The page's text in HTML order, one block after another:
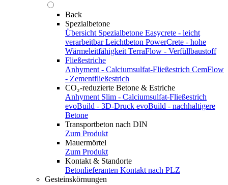
Back
Spezialbetone
Übersicht Spezialbetone Easycrete - leicht
verarbeitbar Leichtbeton PowerCrete - hohe
Wärmeleitfähigkeit TerraFlow - Verfüllbaustoff
Fließestriche
Anhyment - Calciumsulfat-Fließestrich CemFlow
- Zementfließestrich
CO₂-reduzierte Betone & Estriche
Anhyment Slim - Calciumsulfat-Fließestrich
evoBuild - 3D-Druck evoBuild - nachhaltigere
Betone
Transportbeton nach DIN
Zum Produkt
Mauermörtel
Zum Produkt
Kontakt & Standorte
Betonlieferanten Kontakt nach PLZ
Gesteinskörnungen